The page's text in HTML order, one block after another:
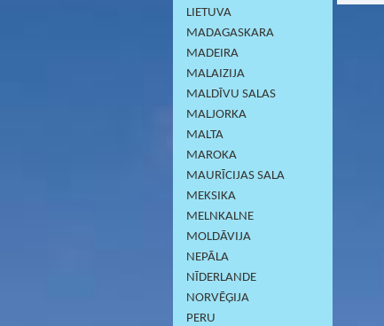
LIETUVA
MADAGASKARA
MADEIRA
MALAIZIJA
MALDĪVU SALAS
MALJORKA
MALTA
MAROKA
MAURĪCIJAS SALA
MEKSIKA
MELNKALNE
MOLDĀVIJA
NEPĀLA
NĪDERLANDE
NORVĒĢIJA
PERU